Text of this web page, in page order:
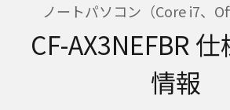
ノートパソコン（Core i7、
CF-AX3NEFBR
情報